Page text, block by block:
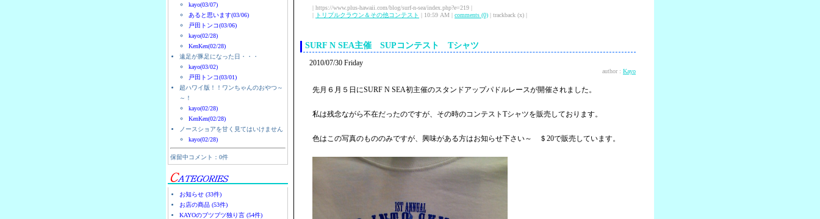
kayo(03/07)
あると思います(03/06)
戸田トンコ(03/06)
kayo(02/28)
KenKen(02/28)
遠足が豚足になった日・・・
kayo(03/02)
戸田トンコ(03/01)
超ハワイ版！！ワンちゃんのおやつ～
～！
kayo(02/28)
KenKen(02/28)
ノースショアを甘く見てはいけません
kayo(02/28)
保留中コメント：0件
お知らせ (33件)
お店の商品 (53件)
KAYOのブツブツ独り言 (54件)
| https://www.plus-hawaii.com/blog/surf-n-sea/index.php?e=219 |
| トリプルクラウン＆その他コンテスト | 10:59 AM | comments (0) | trackback (x) |
SURF N SEA主催 SUPコンテスト Tシャツ
2010/07/30 Friday
author : Kayo
先月６月５日にSURF N SEA初主催のスタンドアップパドルレースが開催されました。
私は残念ながら不在だったのですが、その時のコンテストTシャツを販売しております。
色はこの写真のもののみですが、興味がある方はお知らせ下さい～ ＄20で販売しています。